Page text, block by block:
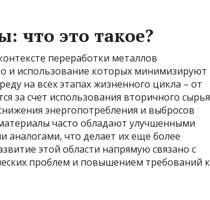
что это такое?
переработки металлов
и использование которых минимизируют
на всех этапах жизненного цикла – от
за счет использования вторичного
энергопотребления и выбросов
часто обладают улучшенными
что делает их еще более
этой области напрямую связано с
проблем и повышением требований к